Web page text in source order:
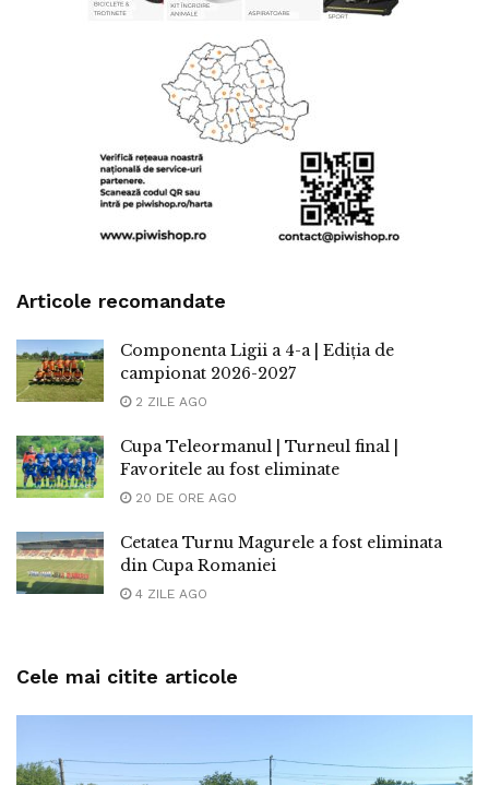
Articole recomandate
Componenta Ligii a 4-a | Ediția de
campionat 2026-2027
2 ZILE AGO
Cupa Teleormanul | Turneul final |
Favoritele au fost eliminate
20 DE ORE AGO
Cetatea Turnu Magurele a fost eliminata
din Cupa Romaniei
4 ZILE AGO
Cele mai citite articole